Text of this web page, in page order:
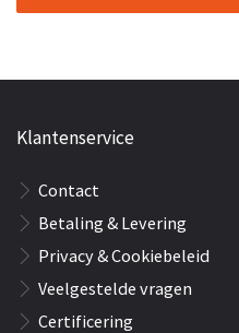
Klantenservice
Contact
Betaling & Levering
Privacy & Cookiebeleid
Veelgestelde vragen
Certificering